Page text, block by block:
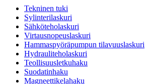
Tekninen tuki
Sylinterilaskuri
Sähköteholaskuri
Virtausnopeuslaskuri
Hammaspyöräpumpun tilavuuslaskuri
Hydrauliteholaskuri
Teollisuusletkuhaku
Suodatinhaku
Magneettikelahaku